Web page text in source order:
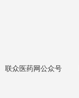
联众医药网公众号